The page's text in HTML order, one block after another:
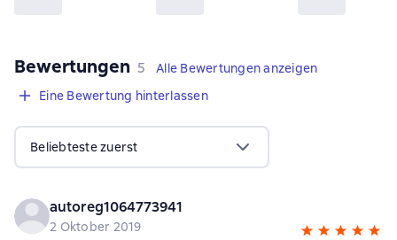
Bewertungen 5 Bewertungen
5
Alle Bewertungen anzeigen
Eine Bewertung hinterlassen
Beliebteste zuerst
autoreg1064773941
2 Oktober 2019